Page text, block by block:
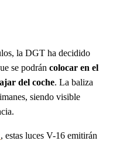
la DGT ha decidido
se podrán colocar en el
del coche. La baliza
siendo visible
, estas luces V-16 emitirán